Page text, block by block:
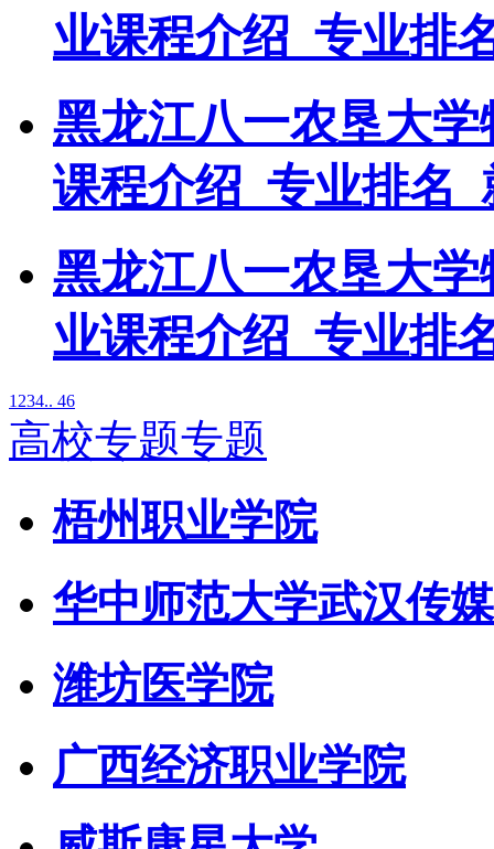
业课程介绍_专业排
黑龙江八一农垦大
课程介绍_专业排名
黑龙江八一农垦大
业课程介绍_专业排
1 234.. 46
高校专题专题
梧州职业学院
华中师范大学武汉传
潍坊医学院
广西经济职业学院